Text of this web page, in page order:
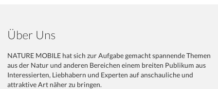
Über Uns
NATURE MOBILE hat sich zur Aufgabe gemacht spannende Themen
aus der Natur und anderen Bereichen einem breiten Publikum aus
Interessierten, Liebhabern und Experten auf anschauliche und
attraktive Art näher zu bringen.